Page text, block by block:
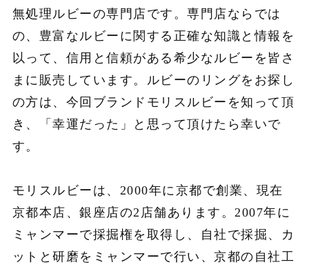
無処理ルビーの専門店です。専門店ならでは
の、豊富なルビーに関する正確な知識と情報を
以って、信用と信頼がある希少なルビーを皆さ
まに販売しています。ルビーのリングをお探し
の方は、今回ブランドモリスルビーを知って頂
き、「幸運だった」と思って頂けたら幸いで
す。
モリスルビーは、2000年に京都で創業、現在
京都本店、銀座店の2 店舗あります。2007年に
ミャンマーで採掘権を取得し、自社で採掘、カ
ットと研磨をミャンマーで行い、京都の自社工